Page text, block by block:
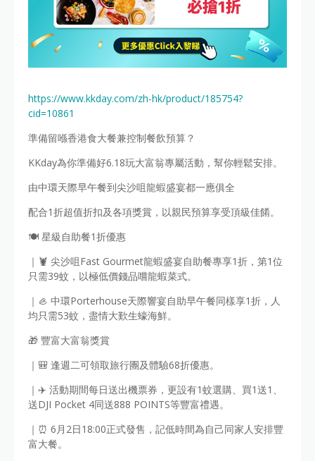
https://www.kkday.com/zh-hk/product/185754?
cid=10861
準備留喺香港食大餐兼控制餐飲預算？
KKday為你準備好6.18玩大富翁專屬活動，幫你輕鬆安排。
由中環天際早午餐到尖沙咀龍蝦盛宴都一應俱全
配合1折超值折扣及各項獎賞，以親民預算享受頂級佳餚。
🍽️ 星級自助餐1折優惠
｜🦞 尖沙咀Fast Gourmet龍蝦盛宴自助餐專享1折，第1位
只需39蚊，以極低價錢品嚐龍蝦菜式。
｜🦪 中環Porterhouse天際響宴自助早午餐同樣享1折，人
均只需53蚊，盡情大歎生蠔海鮮。
🎁 豐富大富翁獎賞
｜🎒 逢週二可領取旅行團及體驗68折優惠。
｜✈️ 活動期間每日送出機票券，更設有1蚊選購、買1送1、
送DJI Pocket 4同送888 POINTS等豐富禮遇。
｜⏰ 6月2日18:00正式發售，記低時間為自己同家人安排豐
富大餐。